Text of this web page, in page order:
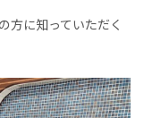
方に知っていただく